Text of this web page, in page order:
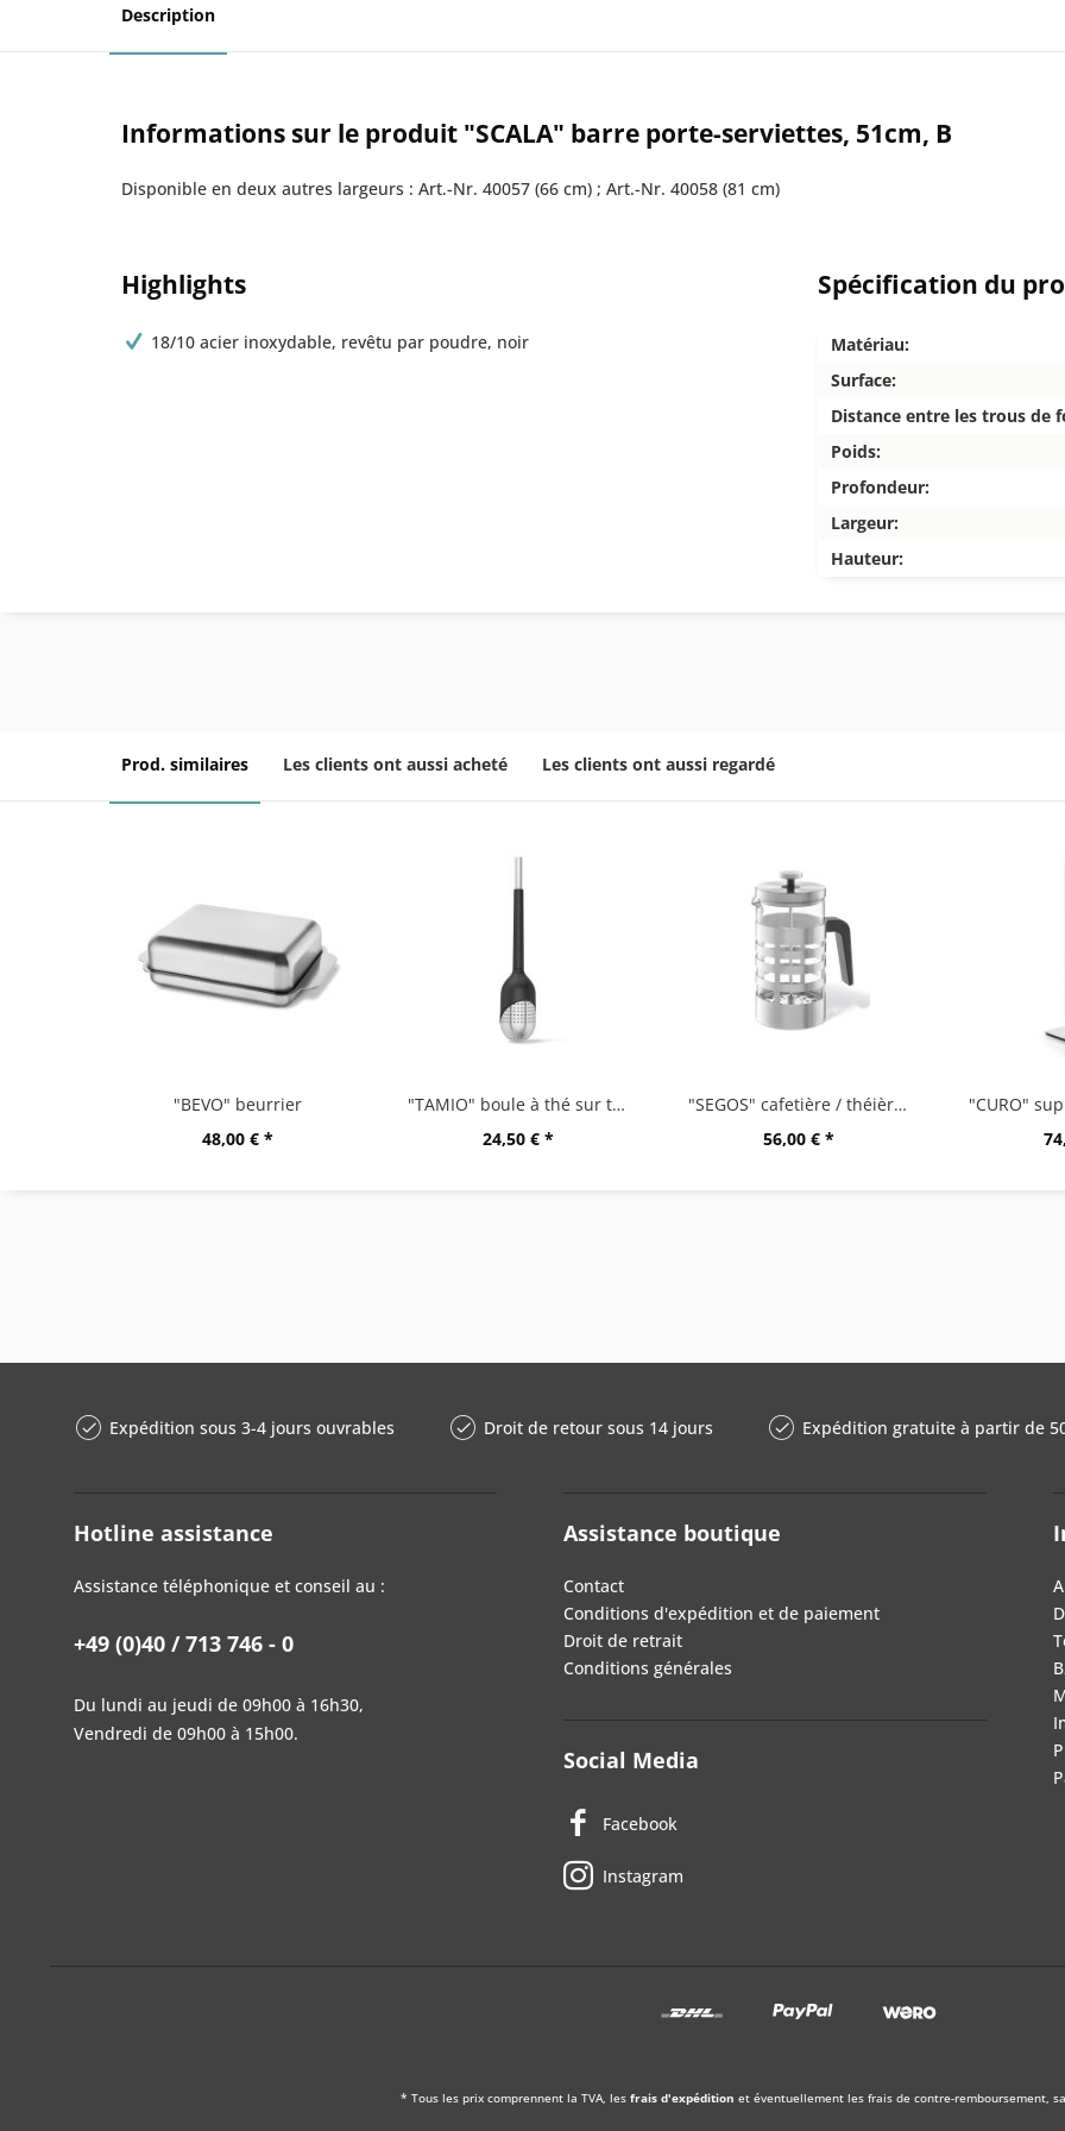
Description
Informations sur le produit "SCALA" barre porte-serviettes, 51cm, B
Disponible en deux autres largeurs : Art.-Nr. 40057 (66 cm) ; Art.-Nr. 40058 (81 cm)
Highlights
18/10 acier inoxydable, revêtu par poudre, noir
Spécification du
Matériau:
Surface:
Distance entre les trous de
Poids:
Profondeur:
Largeur:
Hauteur:
Prod. similaires Les clients ont aussi acheté Les clients ont aussi regardé
"BEVO" beurrier
48,00 € *
"TAMIO" boule à thé sur tige
24,50 € *
"SEGOS" cafetière / théièreà piston
56,00 € *
Expédition sous 3-4 jours ouvrables Droit de retour sous 14 jours Expédition gratuite à partir de
Hotline assistance
Assistance téléphonique et conseil au :
+49 (0)40 / 713 746 - 0
Du lundi au jeudi de 09h00 à 16h30,
Vendredi de 09h00 à 15h00.
Assistance boutique
Contact
Conditions d'expédition et de paiement
Droit de retrait
Conditions générales
Social Media
Facebook
Instagram
* Tous les prix comprennent la TVA, les frais d'expédition et éventuellement les frais de contre-remboursement,